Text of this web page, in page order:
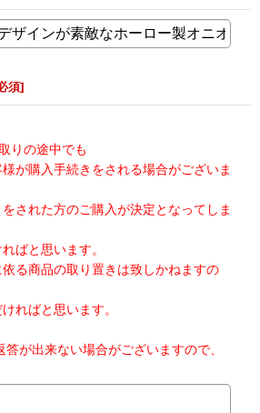
須]
りの途中でも
が購入手続きをされる場合がございま
された方のご購入が決定となってしま
ばと思います。
る商品の取り置きは致しかねますの
ればと思います。
が出来ない場合がございますので、